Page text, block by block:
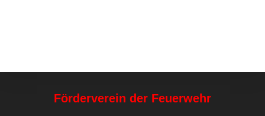
Förderverein der Feuerwehr